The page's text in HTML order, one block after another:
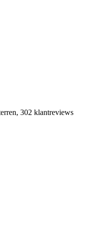
302 klantreviews